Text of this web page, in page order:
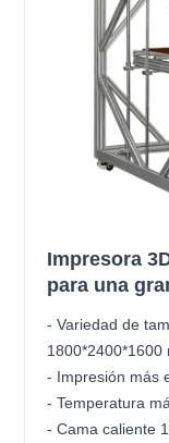
Impresora
para una
- Variedad de
1800*2400*1600
- Impresión más
- Temperatura
- Cama caliente